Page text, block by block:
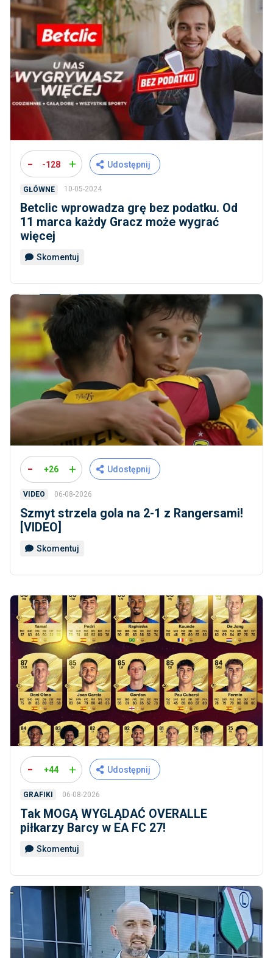
- -128 + Udostępnij
GŁÓWNE 10-05-2024
Betclic wprowadza grę bez podatku. Od
11 marca każdy Gracz może wygrać
więcej
Skomentuj
- +26 + Udostępnij
VIDEO 06-08-2026
Szmyt strzela gola na 2-1 z Rangersami!
[VIDEO]
Skomentuj
- +44 + Udostępnij
GRAFIKI 06-08-2026
Tak MOGĄ WYGLĄDAĆ OVERALLE
piłkarzy Barcy w EA FC 27!
Skomentuj